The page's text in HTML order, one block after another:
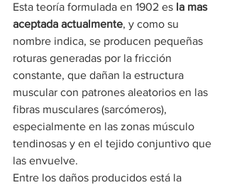
Esta teoría formulada en 1902 es la mas
aceptada actualmente, y como su
nombre indica, se producen pequeñas
roturas generadas por la fricción
constante, que dañan la estructura
muscular con patrones aleatorios en las
fibras musculares (sarcómeros),
especialmente en las zonas músculo
tendinosas y en el tejido conjuntivo que
las envuelve.
Entre los daños producidos está la